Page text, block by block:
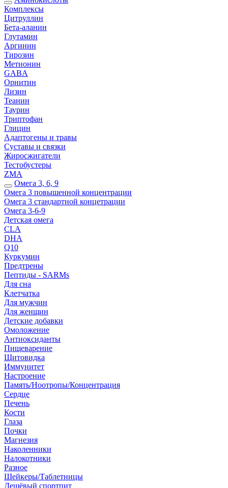
Комплексы
Цитруллин
Бета-аланин
Глутамин
Аргинин
Тирозин
Метионин
GABA
Орнитин
Лизин
Теанин
Таурин
Триптофан
Глицин
Адаптогены и травы
Суставы и связки
Жиросжигатели
Тестобустеры
ZMA
Омега 3, 6, 9
Омега 3 повышенной концентрации
Омега 3 стандартной концетрации
Омега 3-6-9
Детская омега
CLA
DHA
Q10
Куркумин
Предтрены
Пептиды - SARMs
Для сна
Клетчатка
Для мужчин
Для женщин
Детские добавки
Омоложение
Антиоксиданты
Пищеварение
Щитовидка
Иммунитет
Настроение
Память/Ноотропы/Концентрация
Сердце
Печень
Кости
Глаза
Почки
Магнезия
Наколенники
Налокотники
Разное
Шейкеры/Таблетницы
Дешёвый спортпит